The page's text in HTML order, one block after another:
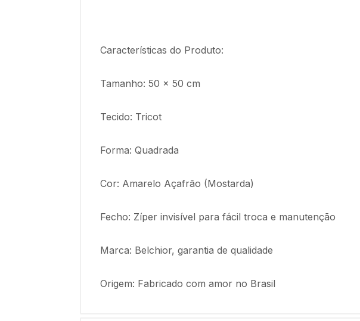
Características do Produto:
Tamanho: 50 x 50 cm
Tecido: Tricot
Forma: Quadrada
Cor: Amarelo Açafrão (Mostarda)
Fecho: Zíper invisível para fácil troca e manutenção
Marca: Belchior, garantia de qualidade
Origem: Fabricado com amor no Brasil